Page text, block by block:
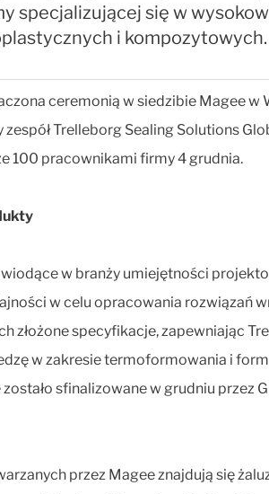
specjalizującej się w
i kompozytowych.
ceremonią w siedzibie Magee w
zespół Trelleborg Sealing Solutions
100 pracownikami firmy 4 grudnia.
w branży umiejętności
w celu opracowania rozwiązań
złożone specyfikacje, zapewniając
w zakresie termoformowania i
sfinalizowane w grudniu przez
przez Magee znajdują się